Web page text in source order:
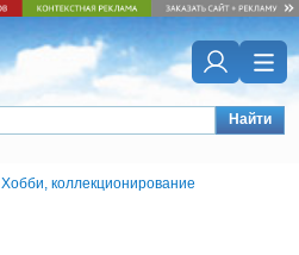
Найти
Хобби, коллекционирование